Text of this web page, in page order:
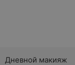
Дневной макияж